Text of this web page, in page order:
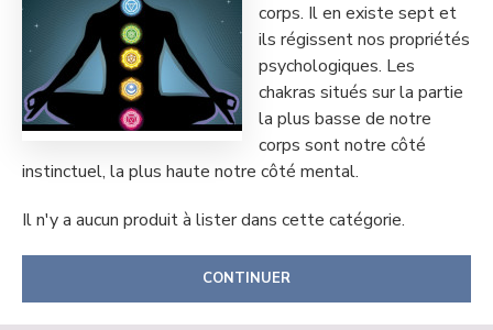
corps. Il en existe sept et
ils régissent nos propriétés
psychologiques. Les
chakras situés sur la partie
la plus basse de notre
corps sont notre côté
instinctuel, la plus haute notre côté mental.
Il n'y a aucun produit à lister dans cette catégorie.
CONTINUER